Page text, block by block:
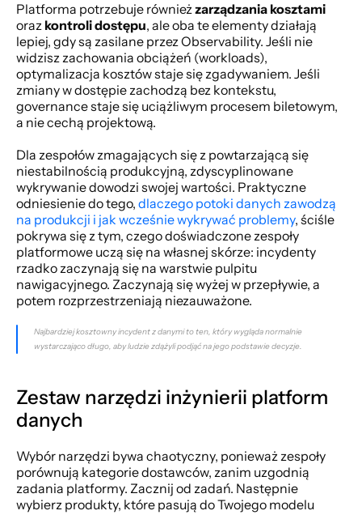
Platforma potrzebuje również zarządzania kosztami
oraz kontroli dostępu, ale oba te elementy działają
lepiej, gdy są zasilane przez Observability. Jeśli nie
widzisz zachowania obciążeń (workloads),
optymalizacja kosztów staje się zgadywaniem. Jeśli
zmiany w dostępie zachodzą bez kontekstu,
governance staje się uciążliwym procesem biletowym,
a nie cechą projektową.
Dla zespołów zmagających się z powtarzającą się
niestabilnością produkcyjną, zdyscyplinowane
wykrywanie dowodzi swojej wartości. Praktyczne
odniesienie do tego, dlaczego potoki danych zawodzą
na produkcji i jak wcześnie wykrywać problemy, ściśle
pokrywa się z tym, czego doświadczone zespoły
platformowe uczą się na własnej skórze: incydenty
rzadko zaczynają się na warstwie pulpitu
nawigacyjnego. Zaczynają się wyżej w przepływie, a
potem rozprzestrzeniają niezauważone.
Najbardziej kosztowny incydent z danymi to ten, który wygląda normalnie
wystarczająco długo, aby ludzie zdążyli podjąć na jego podstawie decyzje.
Zestaw narzędzi inżynierii platform
danych
Wybór narzędzi bywa chaotyczny, ponieważ zespoły
porównują kategorie dostawców, zanim uzgodnią
zadania platformy. Zacznij od zadań. Następnie
wybierz produkty, które pasują do Twojego modelu